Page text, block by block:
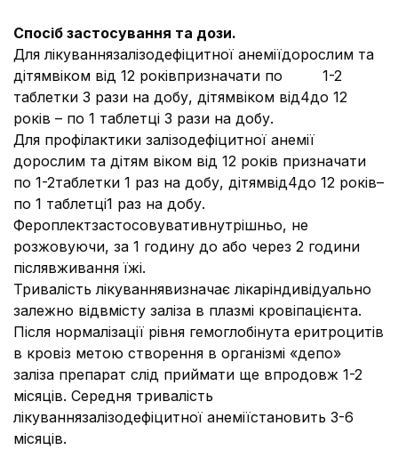
Спосіб застосування та дози.
Для лікуваннязалізодефіцитної анеміїдорослим та
дітямвіком від 12 роківпризначати по 1-2
таблетки 3 рази на добу, дітямвіком від4до 12
років – по 1 таблетці 3 рази на добу.
Для профілактики залізодефіцитної анемії
дорослим та дітям віком від 12 років призначати
по 1-2таблетки 1 раз на добу, дітямвід4до 12 років–
по 1 таблетці1 раз на добу.
Фероплектзастосовувативнутрішньо, не
розжовуючи, за 1 годину до або через 2 години
післявживання їжі.
Тривалість лікуваннявизначає лікаріндивідуально
залежно відвмісту заліза в плазмі кровіпацієнта.
Після нормалізації рівня гемоглобінута еритроцитів
в кровіз метою створення в організмі «депо»
заліза препарат слід приймати ще впродовж 1-2
місяців. Середня тривалість
лікуваннязалізодефіцитної анеміїстановить 3-6
місяців.